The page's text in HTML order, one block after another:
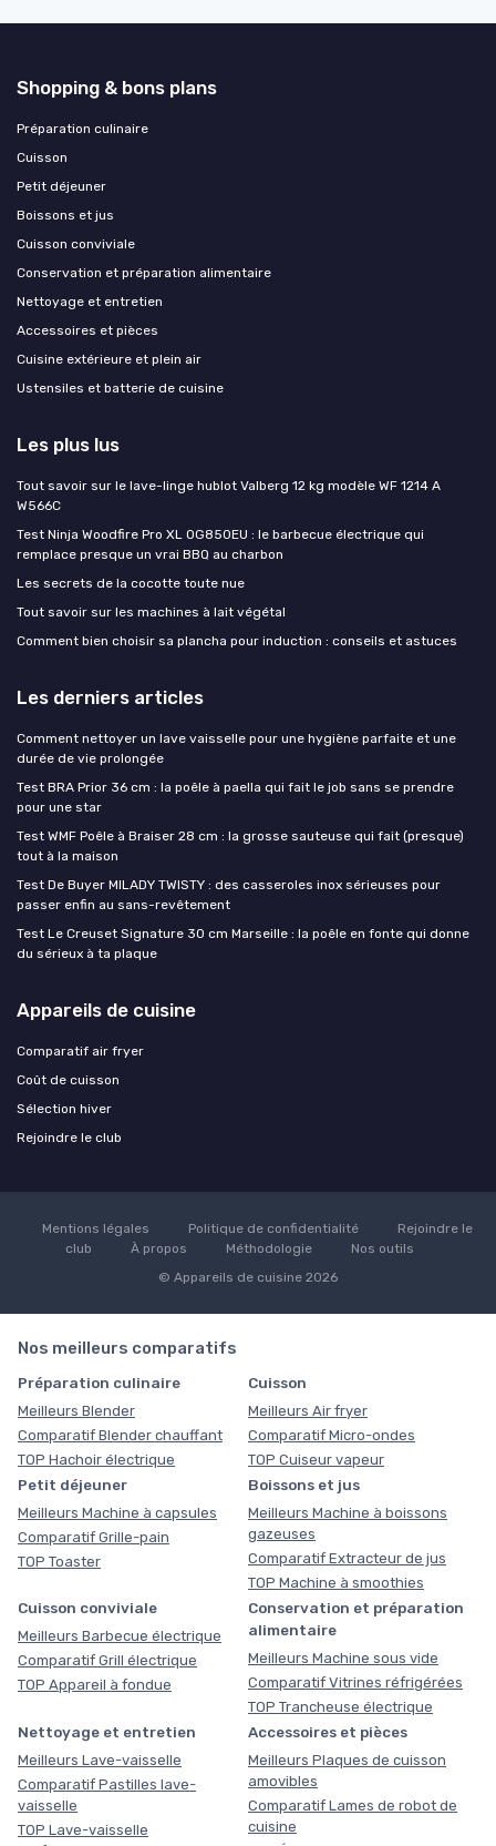
Shopping & bons plans
Préparation culinaire
Cuisson
Petit déjeuner
Boissons et jus
Cuisson conviviale
Conservation et préparation alimentaire
Nettoyage et entretien
Accessoires et pièces
Cuisine extérieure et plein air
Ustensiles et batterie de cuisine
Les plus lus
Tout savoir sur le lave-linge hublot Valberg 12 kg modèle WF 1214 A
W566C
Test Ninja Woodfire Pro XL OG850EU : le barbecue électrique qui
remplace presque un vrai BBQ au charbon
Les secrets de la cocotte toute nue
Tout savoir sur les machines à lait végétal
Comment bien choisir sa plancha pour induction : conseils et astuces
Les derniers articles
Comment nettoyer un lave vaisselle pour une hygiène parfaite et une
durée de vie prolongée
Test BRA Prior 36 cm : la poêle à paella qui fait le job sans se prendre
pour une star
Test WMF Poêle à Braiser 28 cm : la grosse sauteuse qui fait (presque)
tout à la maison
Test De Buyer MILADY TWISTY : des casseroles inox sérieuses pour
passer enfin au sans-revêtement
Test Le Creuset Signature 30 cm Marseille : la poêle en fonte qui donne
du sérieux à ta plaque
Appareils de cuisine
Comparatif air fryer
Coût de cuisson
Sélection hiver
Rejoindre le club
Mentions légales Politique de confidentialité
Rejoindre le
club
À propos Méthodologie
Nos outils
© Appareils de cuisine 2026
Nos meilleurs comparatifs
Préparation culinaire
Meilleurs Blender
Comparatif Blender chauffant
TOP Hachoir électrique
Cuisson
Meilleurs Air fryer
Comparatif Micro-ondes
TOP Cuiseur vapeur
Petit déjeuner
Meilleurs Machine à capsules
Comparatif Grille-pain
TOP Toaster
Boissons et jus
Meilleurs Machine à boissons
gazeuses
Comparatif Extracteur de jus
TOP Machine à smoothies
Cuisson conviviale
Meilleurs Barbecue électrique
Comparatif Grill électrique
TOP Appareil à fondue
Conservation et préparation
alimentaire
Meilleurs Machine sous vide
Comparatif Vitrines réfrigérées
TOP Trancheuse électrique
Nettoyage et entretien
Meilleurs Lave-vaisselle
Comparatif Pastilles lave-
vaisselle
TOP Lave-vaisselle
Accessoires et pièces
Meilleurs Plaques de cuisson
amovibles
Comparatif Lames de robot de
cuisine